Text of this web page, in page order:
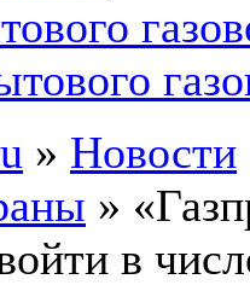
» Новости
»
в